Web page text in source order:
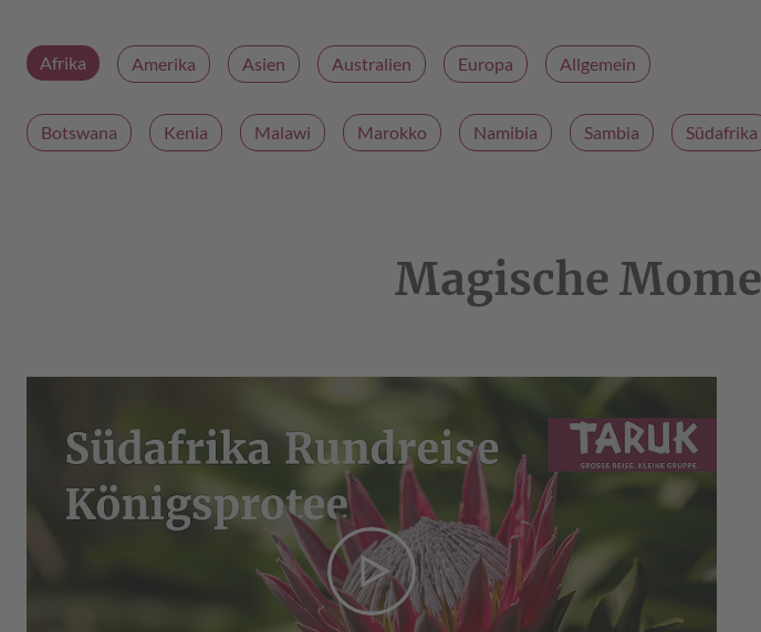
Afrika Amerika Asien Australien Europa Allgemein
Botswana Kenia Malawi Marokko Namibia Sambia Südafrika
Magische